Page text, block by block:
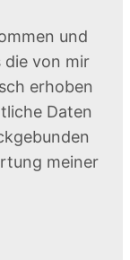
und
die von mir
erhoben
Daten
meiner